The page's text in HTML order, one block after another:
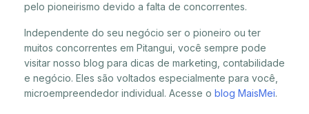
pelo pioneirismo devido a falta de concorrentes.
Independente do seu negócio ser o pioneiro ou ter
muitos concorrentes em Pitangui, você sempre pode
visitar nosso blog para dicas de marketing, contabilidade
e negócio. Eles são voltados especialmente para você,
microempreendedor individual. Acesse o blog MaisMei.